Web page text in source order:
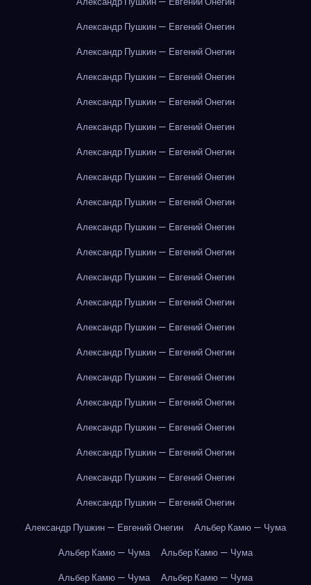
Александр Пушкин — Евгений Онегин
Александр Пушкин — Евгений Онегин
Александр Пушкин — Евгений Онегин
Александр Пушкин — Евгений Онегин
Александр Пушкин — Евгений Онегин
Александр Пушкин — Евгений Онегин
Александр Пушкин — Евгений Онегин
Александр Пушкин — Евгений Онегин
Александр Пушкин — Евгений Онегин
Александр Пушкин — Евгений Онегин
Александр Пушкин — Евгений Онегин
Александр Пушкин — Евгений Онегин
Александр Пушкин — Евгений Онегин
Александр Пушкин — Евгений Онегин
Александр Пушкин — Евгений Онегин
Александр Пушкин — Евгений Онегин
Александр Пушкин — Евгений Онегин
Александр Пушкин — Евгений Онегин
Александр Пушкин — Евгений Онегин
Александр Пушкин — Евгений Онегин
Александр Пушкин — Евгений Онегин
Альбер Камю — Чума
Альбер Камю — Чума
Альбер Камю — Чума
Альбер Камю — Чума
Альбер Камю — Чума